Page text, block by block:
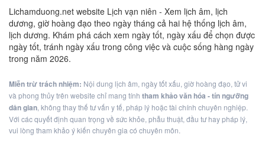
Lichamduong.net website Lịch vạn niên - Xem lịch âm, lịch
dương, giờ hoàng đạo theo ngày tháng cả hai hệ thống lịch âm,
lịch dương. Khám phá cách xem ngày tốt, ngày xấu để chọn được
ngày tốt, tránh ngày xấu trong công việc và cuộc sống hàng ngày
trong năm 2026.
Miễn trừ trách nhiệm: Nội dung lịch âm, ngày tốt xấu, giờ hoàng đạo, tử vi
và phong thủy trên website chỉ mang tính tham khảo văn hóa - tín ngưỡng
dân gian, không thay thế tư vấn y tế, pháp lý hoặc tài chính chuyên nghiệp.
Với các quyết định quan trọng về sức khỏe, phẫu thuật, đầu tư hay pháp lý,
vui lòng tham khảo ý kiến chuyên gia có chuyên môn.